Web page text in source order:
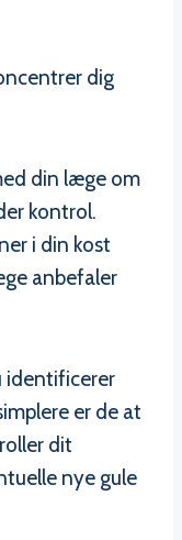
dig
din læge om
kontrol.
i din kost
anbefaler
identificerer
er de at
dit
nye gule